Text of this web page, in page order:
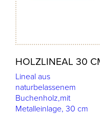
HOLZLINEAL 30
Lineal aus
naturbelassenem
Buchenholz,mit
Metalleinlage, 30 cm